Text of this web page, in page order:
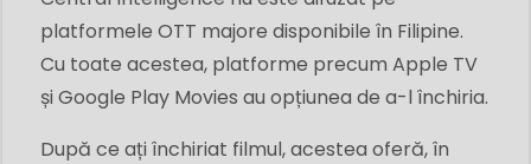
platformele OTT majore disponibile în Filipine.
Cu toate acestea, platforme precum Apple TV
și Google Play Movies au opțiunea de a-l închiria.
După ce ați închiriat filmul, acestea oferă, în